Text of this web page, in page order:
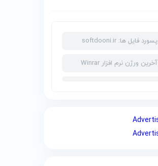
پسورد فایل ها: softdooni.ir
آخرین ورژن نرم افزار Winrar